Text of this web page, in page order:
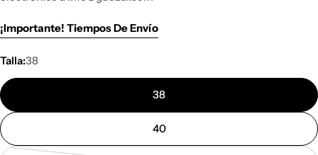
¡Importante! Tiempos De Envío
Talla:38
38
40